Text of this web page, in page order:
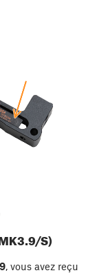
S)
, vous avez reçu